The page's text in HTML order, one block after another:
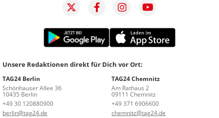
Unsere Redaktionen direkt für Dich vor Ort:
TAG24 Berlin
Schönhauser Allee 36
10435 Berlin
+49 30 120880900
berlin@tag24.de
TAG24 Chemnitz
Am Rathaus 2
09111 Chemnitz
+49 371 6906600
chemnitz@tag24.de